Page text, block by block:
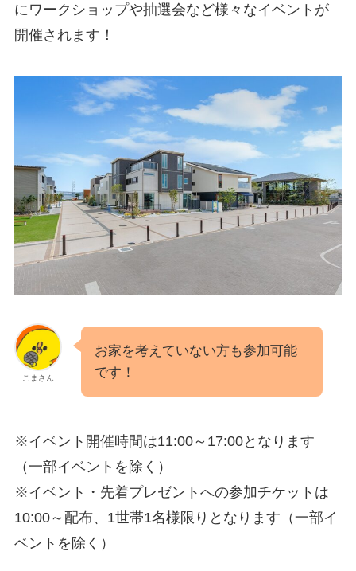
にワークショップや抽選会など様々なイベントが
開催されます！
こまさん
お家を考えていない方も参加可能
です！
※イベント開催時間は11:00～17:00となります
（一部イベントを除く）
※イベント・先着プレゼントへの参加チケットは
10:00～配布、1世帯1名様限りとなります（一部イ
ベントを除く）